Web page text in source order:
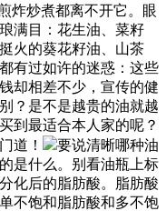
炸炒煮都离不开它。眼
满目：花生油、菜籽
火的葵花籽油、山茶
有过如许的迷惑：这些
却相差不少，宣传的健
？是不是越贵的油就越
到最适合本人家的呢？
道！
要说清晰哪种油
是什么。别看油瓶上标
化后的脂肪酸。脂肪酸
不饱和脂肪酸和多不饱